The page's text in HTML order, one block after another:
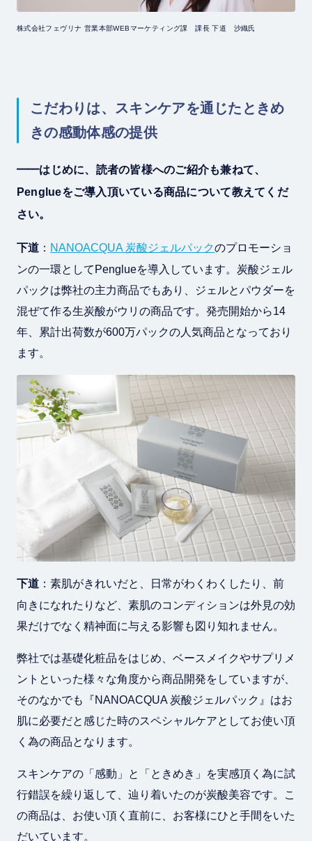
株式会社フェヴリナ 営業本部WEBマーケティング課 課長 下道 沙織氏
こだわりは、スキンケアを通じたときめ
きの感動体感の提供
━━はじめに、読者の皆様へのご紹介も兼ねて、
Penglueをご導入頂いている商品について教えてくだ
さい。
下道 ： NANOACQUA 炭酸ジェルパックのプロモーショ
ンの一環としてPenglueを導入しています。炭酸ジェル
パックは弊社の主力商品でもあり、ジェルとパウダーを
混ぜて作る生炭酸がウリの商品です。発売開始から14
年、累計出荷数が600万パックの人気商品となっており
ます。
下道 ：素肌がきれいだと、日常がわくわくしたり、前
向きになれたりなど、素肌のコンディションは外見の効
果だけでなく精神面に与える影響も図り知れません。
弊社では基礎化粧品をはじめ、ベースメイクやサプリメ
ントといった様々な角度から商品開発をしていますが、
そのなかでも『NANOACQUA 炭酸ジェルパック』はお
肌に必要だと感じた時のスペシャルケアとしてお使い頂
く為の商品となります。
スキンケアの「感動」と「ときめき」を実感頂く為に試
行錯誤を繰り返して、辿り着いたのが炭酸美容です。こ
の商品は、お使い頂く直前に、お客様にひと手間をいた
だいています。